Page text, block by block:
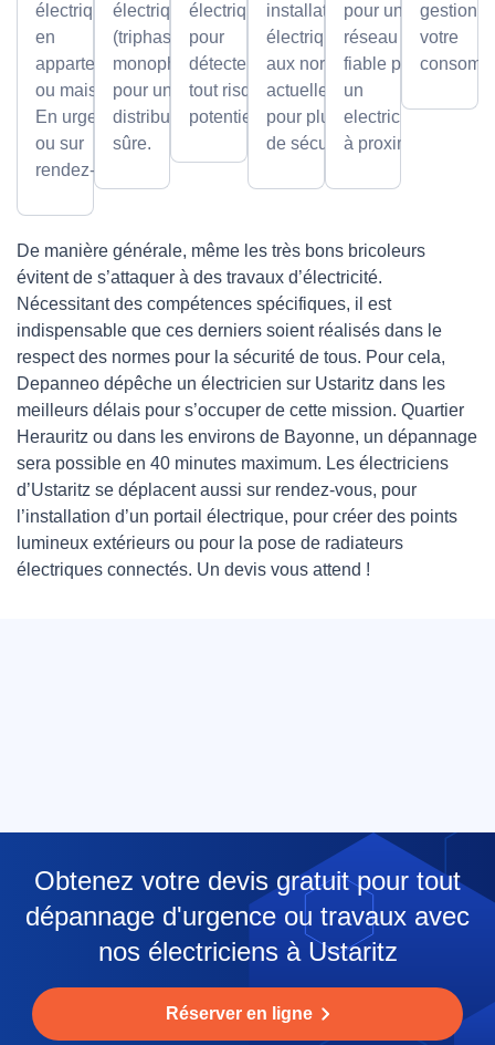
électriques
en
appartement
ou maison.
En urgence
ou sur
rendez-vous
électriques
(triphasé ou
monophasé)
pour une
distribution
sûre.
électrique
pour
détecter
tout risque
potentiel.
installations
électriques
aux normes
actuelles
pour plus
de sécurité.
pour un
réseau
fiable par
un
electricien
à proximité
gestion
votre
De manière générale, même les très bons bricoleurs
évitent de s’attaquer à des travaux d’électricité.
Nécessitant des compétences spécifiques, il est
indispensable que ces derniers soient réalisés dans le
respect des normes pour la sécurité de tous. Pour cela,
Depanneo dépêche un électricien sur Ustaritz dans les
meilleurs délais pour s’occuper de cette mission. Quartier
Herauritz ou dans les environs de Bayonne, un dépannage
sera possible en 40 minutes maximum. Les électriciens
d’Ustaritz se déplacent aussi sur rendez-vous, pour
l’installation d’un portail électrique, pour créer des points
lumineux extérieurs ou pour la pose de radiateurs
électriques connectés. Un devis vous attend !
Obtenez votre devis gratuit pour tout
dépannage d'urgence ou travaux avec
nos électriciens à Ustaritz
Réserver en ligne